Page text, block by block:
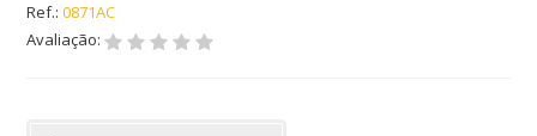
Ref.:0871AC
Avaliação: